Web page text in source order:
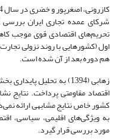
شرکای عمده تجاری ایران
تحریم‌های اقتصادی قوی موجب
اول (کشورهایی با روند نزولی
هم دوره بعد از آن شده است.
زهابی (1394) به تحلیل
اقتصاد مقاومتی پرداخت. نتایج
کشور خاص نتایج مشابهی ارائه
به ویژگی‌های اقلیمی، سیاسی،
مورد بررسی قرار گیرد.